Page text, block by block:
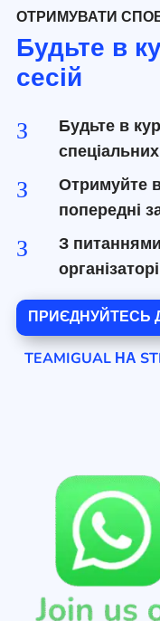
ОТРИМУВАТИ
Будьте в
сесій
З
Будьте в
З
Отримуйте
попередні
З
З
ПРИЄДНУЙТЕСЬ
TEAMIGUAL НА